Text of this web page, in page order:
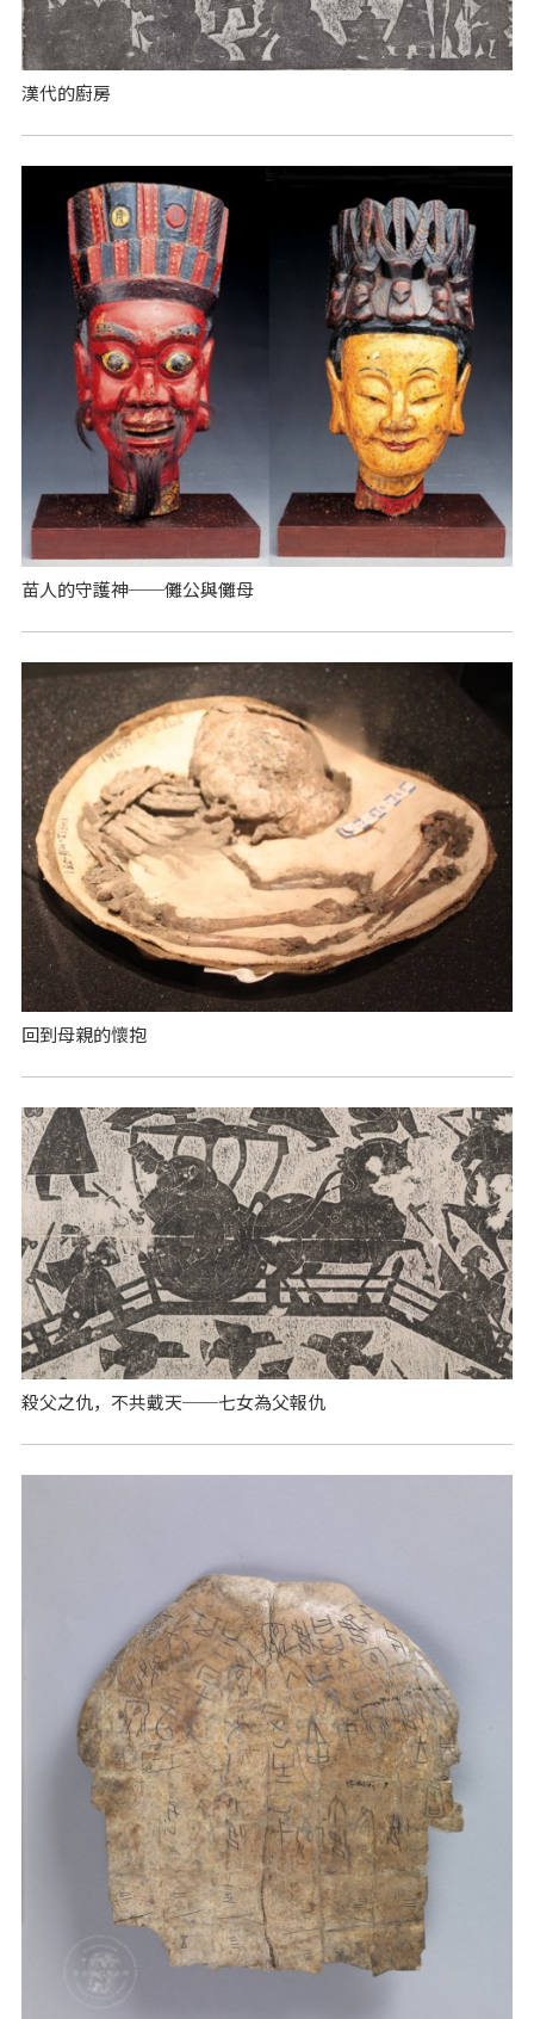
漢代的廚房
苗人的守護神──儺公與儺母
回到母親的懷抱
殺父之仇，不共戴天──七女為父報仇